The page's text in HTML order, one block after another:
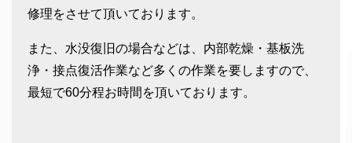
修理をさせて頂いております。
また、水没復旧の場合などは、内部乾燥・基板洗
浄・接点復活作業など多くの作業を要しますので、
最短で60分程お時間を頂いております。